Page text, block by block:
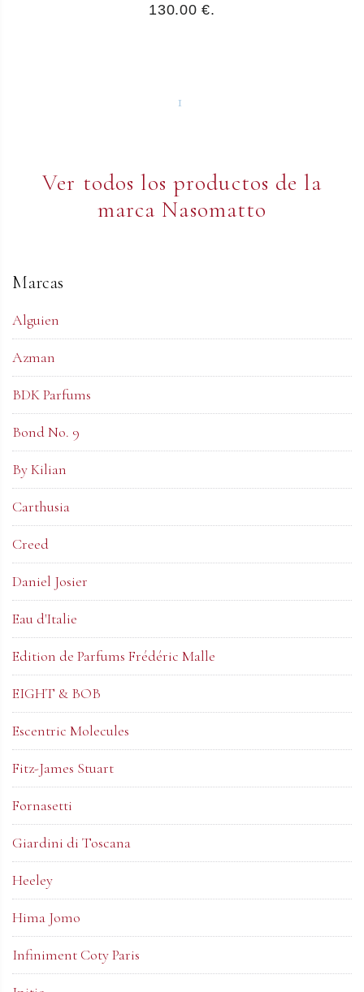
130.00 €.
1
Ver todos los productos de la
marca Nasomatto
Marcas
Alguien
Azman
BDK Parfums
Bond No. 9
By Kilian
Carthusia
Creed
Daniel Josier
Eau d'Italie
Edition de Parfums Frédéric Malle
EIGHT & BOB
Escentric Molecules
Fitz-James Stuart
Fornasetti
Giardini di Toscana
Heeley
Hima Jomo
Infiniment Coty Paris